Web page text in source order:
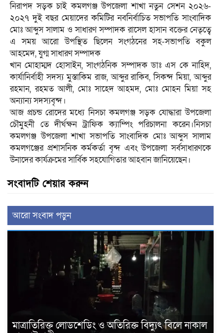
নিরাপদ সড়ক চাই কমলগঞ্জ উপজেলা শাখা নতুন সেশন ২০২৬-
২০২৭ দুই বছর মেয়াদের কমিটির নবনির্বাচিত সভাপতি সাংবাদিক
মোঃ আব্দুস সালাম ও সাধারণ সম্পাদক রাসেল হাসান বক্তের নেতৃত্বে
এ সময় আরো উপস্থিত ছিলেন সংগঠনের সহ-সভাপতি বকুল
আহমেদ, যুগ্ম সাধারণ সম্পাদক
খান মোহাম্মদ হোসাইন, সাংগঠনিক সম্পাদক ডাঃ এস কে নাহিদ,
কার্যানির্বাহী সদস্য মুস্তাকিম রাজ, আব্দুর রাকিব, সিকন্দ মিয়া, আব্দুর
রহমান, রহমত আলী, মোঃ সাহেদ আহমদ, মোঃ মোহন মিয়া সহ
অন্যান্য সদস্যবৃন্দ।
আজ প্রচন্ড রোদের মধ্যে নিসচা কমলগঞ্জ সড়ক যোদ্ধারা উপজেলা
চৌমুহনী তে দীর্ঘক্ষন ট্রাফিক ক্যাম্পিং পরিচালনা করেন।নিসচা
কমলগঞ্জ উপজেলা শাখা সভাপতি সাংবাদিক মোঃ আব্দুস সালাম
কমলগঞ্জের প্রশাসনিক কর্মকর্তা বৃন্দ এবং উপজেলা সর্বসাধারণকে
উনাদের কার্যক্রমের সার্বিক সহযোগিতার আহবান জানিয়েছেন।
সংবাদটি শেয়ার করুন
আরো সংবাদ পড়ুন
মাত্রাতিরিক্ত লোডশেডিং ও অতিরিক্ত বিদ্যুৎ বিলে নাকাল